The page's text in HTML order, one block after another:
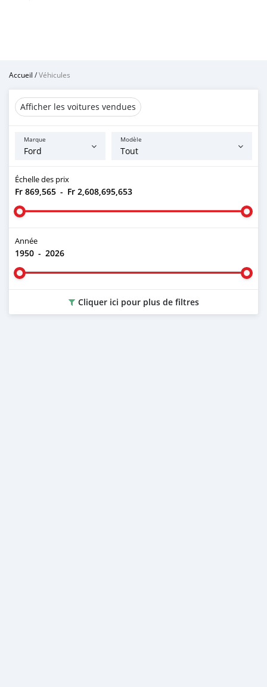
Accueil /Véhicules
Afficher les voitures vendues
Marque Modèle
Échelle des prix
Fr 869,565 - Fr 2,608,695,653
Année
1950 - 2026
Cliquer ici pour plus de filtres